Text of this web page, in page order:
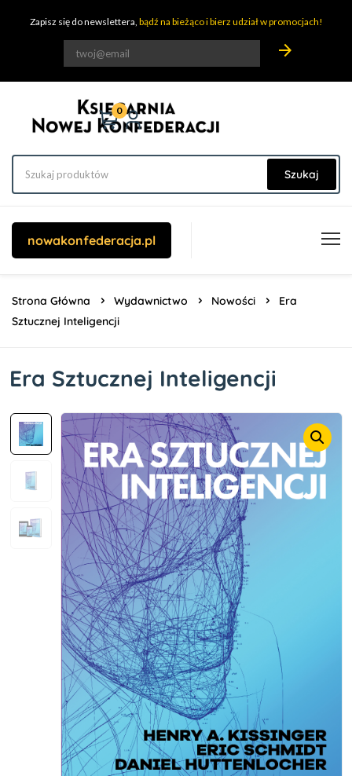
Zapisz się do newslettera, bądź na bieżąco i bierz udział w promocjach!
arrow_forward
0
Szukaj
nowakonfederacja.pl
Strona Główna Wydawnictwo Nowości
Era
Sztucznej Inteligencji
Era Sztucznej Inteligencji